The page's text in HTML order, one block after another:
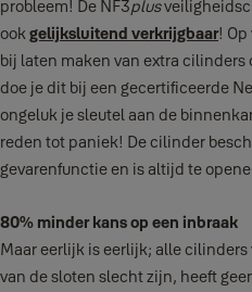
probleem! De NF3plus
ookgelijksluitend verkrijgbaar!
bij laten maken van extra cilinders
doe je dit bij een gecertificeerde
ongeluk je sleutel aan de
reden tot paniek! De cilinder
gevarenfunctie en is altijd te
80% minder kans op een inbraak
Maar eerlijk is eerlijk; alle
van de sloten slecht zijn, heeft